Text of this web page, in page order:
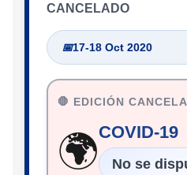
CANCELADO
📅17-18 Oct 2020
🛑 EDICIÓN
🌍COVID-19
No se